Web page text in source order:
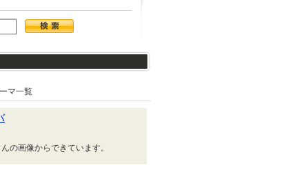
マ一覧
の画像からできています。